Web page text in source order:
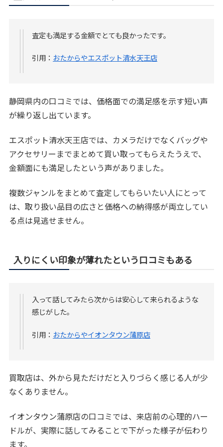
査定も満足する金額でとても良かったです。
引用： おたからやエスポット清水天王店
静岡県内の口コミでは、価格面での満足感を示す短い声
が繰り返し出ています。
エスポット清水天王店では、カメラだけでなくバッグや
アクセサリーまでまとめて買い取ってもらえたうえで、
金額面にも満足したという声がありました。
複数ジャンルをまとめて査定してもらいたい人にとって
は、取り扱い品目の広さと価格への納得感が両立してい
る点は見逃せません。
入りにくい印象が薄れたという口コミもある
入って話してみたら次からは安心して来られるような
感じがした。
引用： おたからやイオンタウン蒲原店
買取店は、外から見ただけだと入りづらく感じる人が少
なくありません。
イオンタウン蒲原店の口コミでは、来店前の心理的ハー
ドルが、実際に話してみることで下がった様子が伝わり
ます。